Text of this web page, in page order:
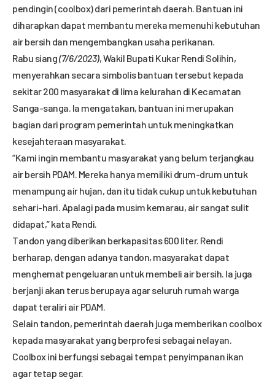
pendingin (coolbox) dari pemerintah daerah. Bantuan ini
diharapkan dapat membantu mereka memenuhi kebutuhan
air bersih dan mengembangkan usaha perikanan.
Rabu siang(7/6/2023), Wakil Bupati Kukar Rendi Solihin,
menyerahkan secara simbolis bantuan tersebut kepada
sekitar 200 masyarakat di lima kelurahan di Kecamatan
Sanga-sanga. Ia mengatakan, bantuan ini merupakan
bagian dari program pemerintah untuk meningkatkan
kesejahteraan masyarakat.
“Kami ingin membantu masyarakat yang belum terjangkau
air bersih PDAM. Mereka hanya memiliki drum-drum untuk
menampung air hujan, dan itu tidak cukup untuk kebutuhan
sehari-hari. Apalagi pada musim kemarau, air sangat sulit
didapat,” kata Rendi.
Tandon yang diberikan berkapasitas 600 liter. Rendi
berharap, dengan adanya tandon, masyarakat dapat
menghemat pengeluaran untuk membeli air bersih. Ia juga
berjanji akan terus berupaya agar seluruh rumah warga
dapat teraliri air PDAM.
Selain tandon, pemerintah daerah juga memberikan coolbox
kepada masyarakat yang berprofesi sebagai nelayan.
Coolbox ini berfungsi sebagai tempat penyimpanan ikan
agar tetap segar.